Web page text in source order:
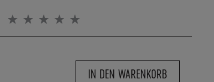
Bewertung:
IN DEN WARENKORB